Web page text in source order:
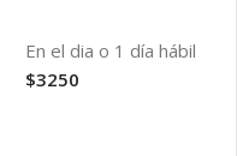
En el dia o 1 día hábil
$3250